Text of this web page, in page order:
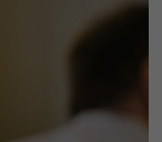
降低请求速
较高的网站